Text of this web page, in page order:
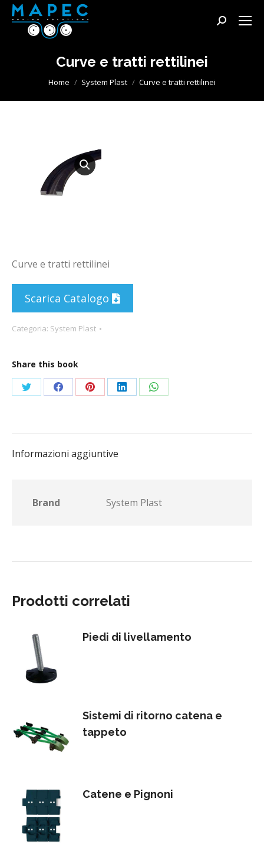
Cerca:
Curve e tratti rettilinei
Tu sei qui:
Home System Plast Curve e tratti rettilinei
Curve e tratti rettilinei
Scarica Catalogo
Categoria: System Plast
Share this book
Condividi
Twitter
Condividi
Facebook
Condividi
Pinterest
Condividi
LinkedIn
Condividi
WhatsApp
Informazioni aggiuntive
Brand System Plast
Prodotti correlati
Piedi di livellamento
Sistemi di ritorno catena e
tappeto
Catene e Pignoni